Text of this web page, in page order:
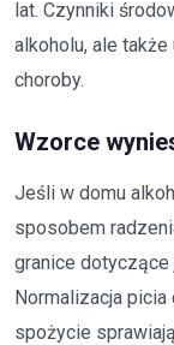
lat. Czynniki
alkoholu, ale
choroby.
Wzorce
Jeśli w domu
sposobem
granice
Normalizacja
spożycie